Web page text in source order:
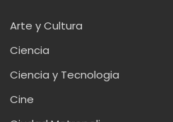
Arte y Cultura
Ciencia
Ciencia y Tecnologia
Cine